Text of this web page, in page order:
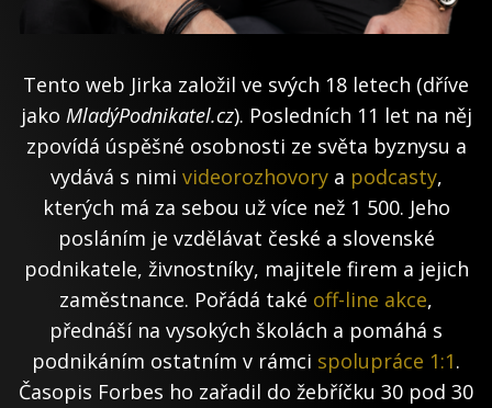
Tento web Jirka založil ve svých 18 letech (dříve
jako MladýPodnikatel.cz). Posledních 11 let na něj
zpovídá úspěšné osobnosti ze světa byznysu a
vydává s nimi videorozhovorya podcasty,
kterých má za sebou už více než 1 500. Jeho
posláním je vzdělávat české a slovenské
podnikatele, živnostníky, majitele firem a jejich
zaměstnance. Pořádá také off-line akce,
přednáší na vysokých školách a pomáhá s
podnikáním ostatním v rámci spolupráce 1:1.
Časopis Forbes ho zařadil do žebříčku 30 pod 30